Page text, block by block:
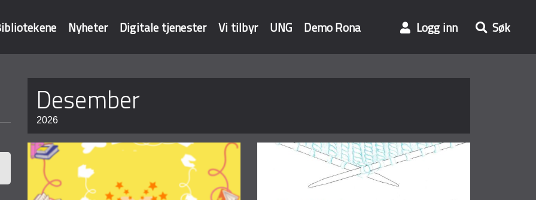
Nyheter Digitale tjenester Vi tilbyr UNG Demo Rona Logg inn Søk
desember
2026
Sider